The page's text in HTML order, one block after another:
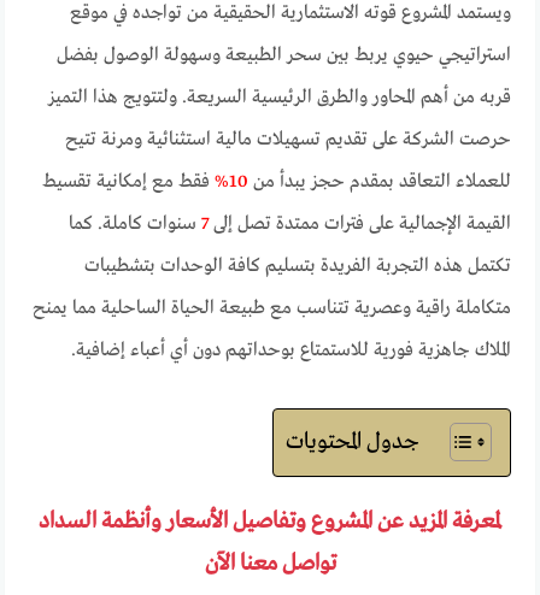
ويستمد المشروع قوته الاستثمارية الحقيقية من تواجده في موقع
استراتيجي حيوي يربط بين سحر الطبيعة وسهولة الوصول بفضل
قربه من أهم المحاور والطرق الرئيسية السريعة. ولتتويج هذا التميز
حرصت الشركة على تقديم تسهيلات مالية استثنائية ومرنة تتيح
للعملاء التعاقد بمقدم حجز يبدأ من 10%
فقط مع إمكانية تقسيط
القيمة الإجمالية على فترات ممتدة تصل إلى7 سنوات كاملة. كما
تكتمل هذه التجربة الفريدة بتسليم كافة الوحدات بتشطيبات
متكاملة راقية وعصرية تتناسب مع طبيعة الحياة الساحلية مما يمنح
الملاك جاهزية فورية للاستمتاع بوحداتهم دون أي أعباء إضافية.
جدول المحتويات
لمعرفة المزيد عن المشروع وتفاصيل الأسعار وأنظمة السداد
تواصل معنا الآن